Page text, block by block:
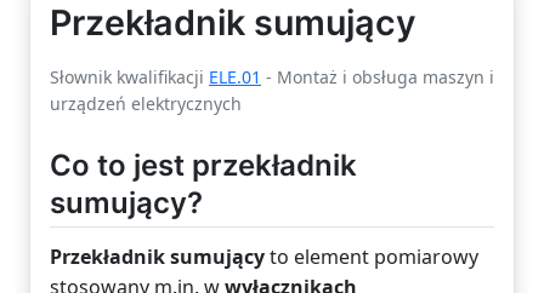
Przekładnik sumujący
Słownik kwalifikacji ELE.01 - Montaż i obsługa maszyn i
urządzeń elektrycznych
Co to jest przekładnik
sumujący?
Przekładnik sumującyto element pomiarowy
stosowany m.in. wwyłącznikach